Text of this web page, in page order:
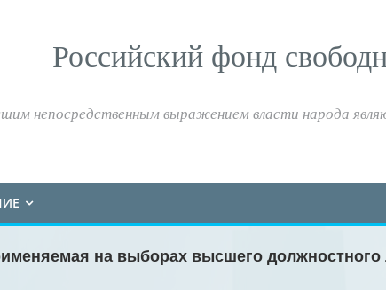
Российский фонд
непосредственным выражением власти народа
на выборах высшего должностного